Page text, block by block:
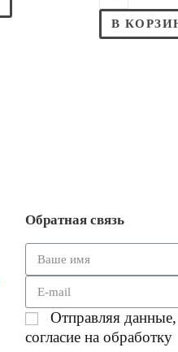
В
Обратная связь
Отправляя
согласие на обработку